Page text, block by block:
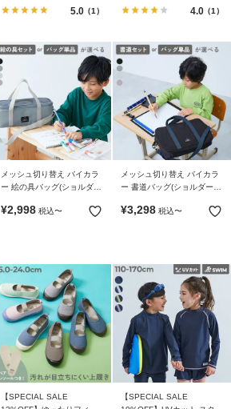
5.0（1） 4.0（1）
メッシュ切り替え バイカラ
ー 絵の具バッグ(ショルダー
¥2,998 税込〜
メッシュ切り替え バイカラ
ー 書道バッグ(ショルダース
¥3,298 税込〜
【SPECIAL SALE
【SPECIAL SALE